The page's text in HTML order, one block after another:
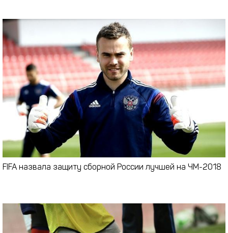
FIFA назвала защиту сборной России лучшей на ЧМ-2018